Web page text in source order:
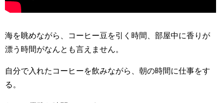
海を眺めながら、コーヒー豆を引く時間、部屋中に香りが
漂う時間がなんとも言えません。
自分で入れたコーヒーを飲みながら、朝の時間に仕事をす
る。